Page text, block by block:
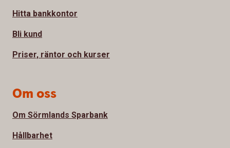
Hitta bankkontor
Bli kund
Priser, räntor och kurser
Om oss
Om Sörmlands Sparbank
Hållbarhet